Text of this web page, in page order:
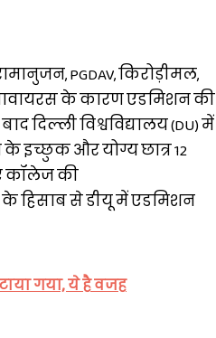
PGDAV, किरोड़ीमल,
के कारण एडमिशन की
दिल्ली विश्वविद्यालय (DU) में
इच्छुक और योग्य छात्र 12
कॉलेज की
से डीयू में एडमिशन
गया, ये है वजह